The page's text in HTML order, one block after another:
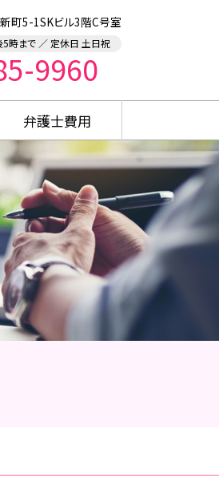
町5-1SKビル3階C号室
時まで ／ 定休日 土日祝
9960
弁護士費用